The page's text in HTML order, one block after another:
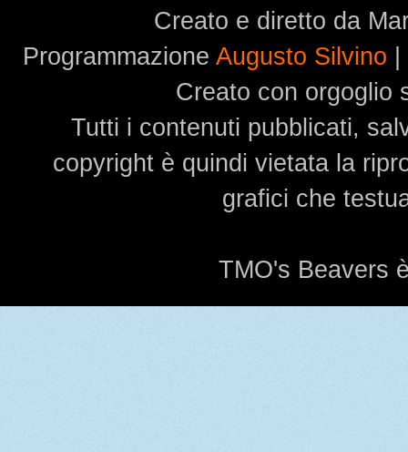
Creato e diretto da
Programmazione Augusto Silvino
Creato con orgoglio
Tutti i contenuti pubblicati,
copyright è quindi vietata la
grafici che
TMO's Beavers